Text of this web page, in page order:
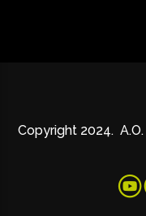
Copyright 2024.